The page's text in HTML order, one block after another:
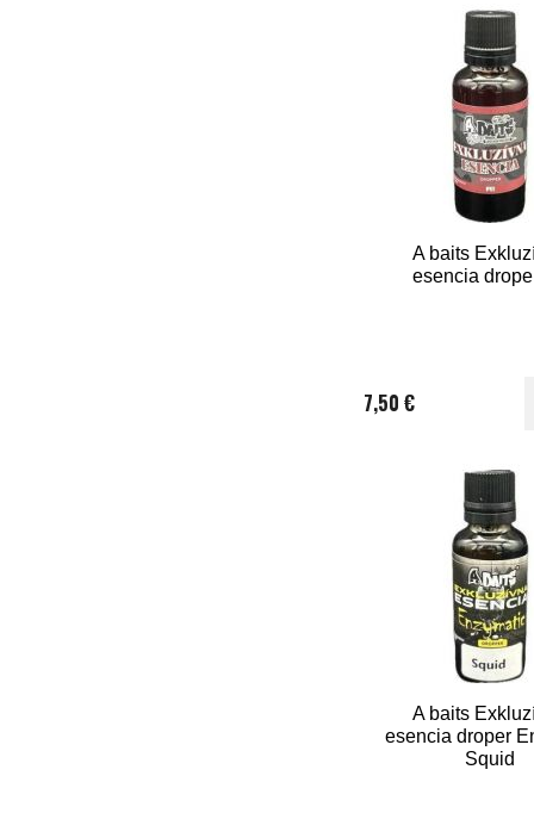
A baits
esencia
7,50 €
A baits
esencia droper
Squid